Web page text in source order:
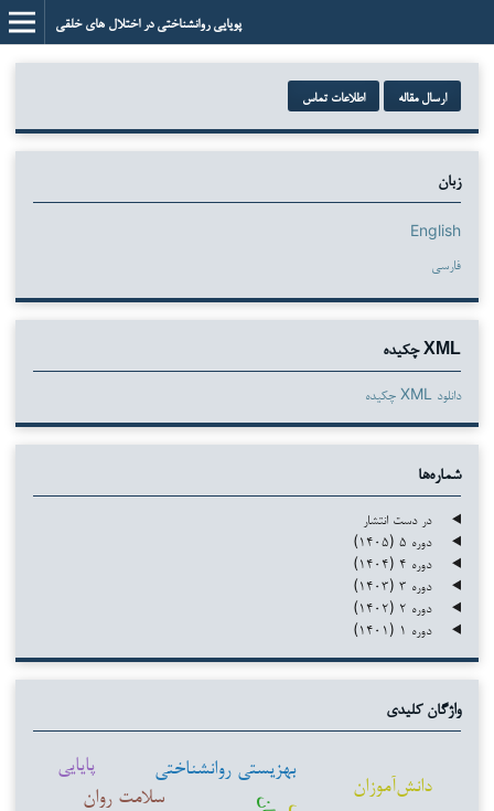
پویایی روانشناختی در اختلال های خلقی
ارسال مقاله اطلاعات تماس
زبان
English
فارسی
XML چکیده
دانلود XML چکیده
شماره‌ها
در دست انتشار
دوره ۵ (۱۴۰۵)
دوره ۴ (۱۴۰۴)
دوره ۳ (۱۴۰۳)
دوره ۲ (۱۴۰۲)
دوره ۱ (۱۴۰۱)
واژگان کلیدی
بهزیستی روانشناختی
دانش‌آموزان سلامت روان
پایایی